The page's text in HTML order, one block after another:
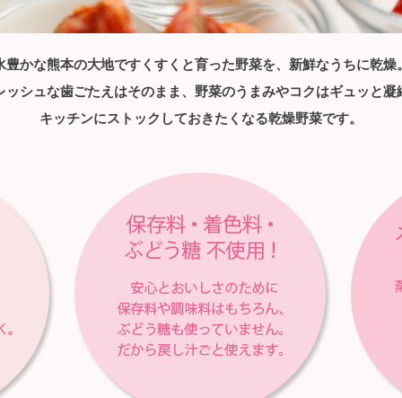
豊かな熊本の大地ですくすくと育った野菜を、新鮮なうちに乾燥
ッシュな歯ごたえはそのまま、野菜のうまみやコクはギュッと凝
キッチンにストックしておきたくなる乾燥野菜です。